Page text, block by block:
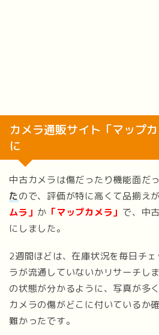
カメラ通販サイト「マップ
に
中古カメラは傷だったり機能面だっ
たので、評価が特に高くて品揃え
ムラ」 か 「マップカメラ」 で、中
にしました。
2週間ほどは、在庫状況を毎日チ
ラが流通していないかリサーチし
の状態が分かるように、写真が多
カメラの傷がどこに付いているか
難かったです。